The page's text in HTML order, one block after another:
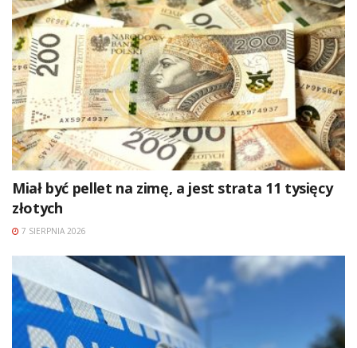
Miał być pellet na zimę, a jest strata 11 tysięcy
złotych
7 SIERPNIA 2026